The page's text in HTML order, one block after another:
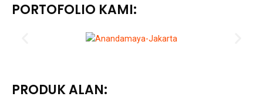
PORTOFOLIO KAMI:
PRODUK ALAN: